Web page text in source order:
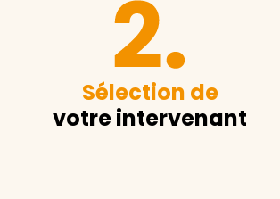
Sélection de
votre intervenant